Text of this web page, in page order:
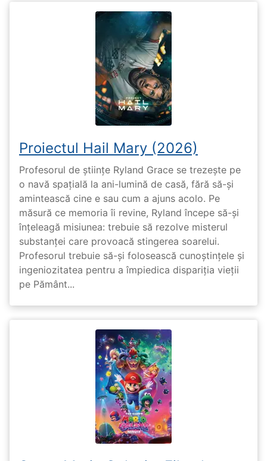
Proiectul Hail Mary (2026)
Profesorul de științe Ryland Grace se trezește pe
o navă spațială la ani-lumină de casă, fără să-și
amintească cine e sau cum a ajuns acolo. Pe
măsură ce memoria îi revine, Ryland începe să-și
înțeleagă misiunea: trebuie să rezolve misterul
substanței care provoacă stingerea soarelui.
Profesorul trebuie să-și folosească cunoștințele și
ingeniozitatea pentru a împiedica dispariția vieții
pe Pământ...